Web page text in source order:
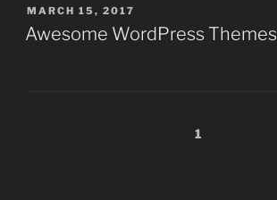
MARCH 15, 2017
Awesome WordPress Themes
1